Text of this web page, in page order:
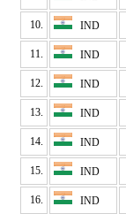
10. IND
11. IND
12. IND
13. IND
14. IND
15. IND
16. IND